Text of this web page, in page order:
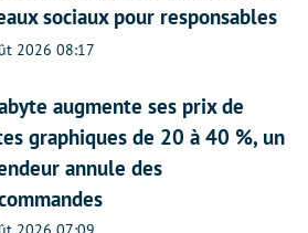
sociaux pour responsables
2026 08:17
augmente ses prix de
graphiques de 20 à 40 %, un
annule des